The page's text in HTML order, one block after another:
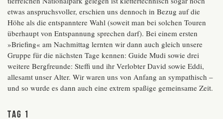
etwas anspruchsvoller, erschien uns dennoch in Bezug auf die
Höhe als die entspanntere Wahl (soweit man bei solchen Touren
überhaupt von Entspannung sprechen darf). Bei einem ersten
»Briefing« am Nachmittag lernten wir dann auch gleich unsere
Gruppe für die nächsten Tage kennen: Guide Mudi sowie drei
weitere Bergfreunde: Steffi und ihr Verlobter David sowie Eddi,
allesamt unser Alter. Wir waren uns von Anfang an sympathisch –
und so wurde es dann auch eine extrem spaßige gemeinsame Zeit.
Tag 1